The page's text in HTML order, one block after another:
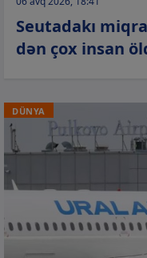
Seutadakı
dən çox insan
DÜNYA